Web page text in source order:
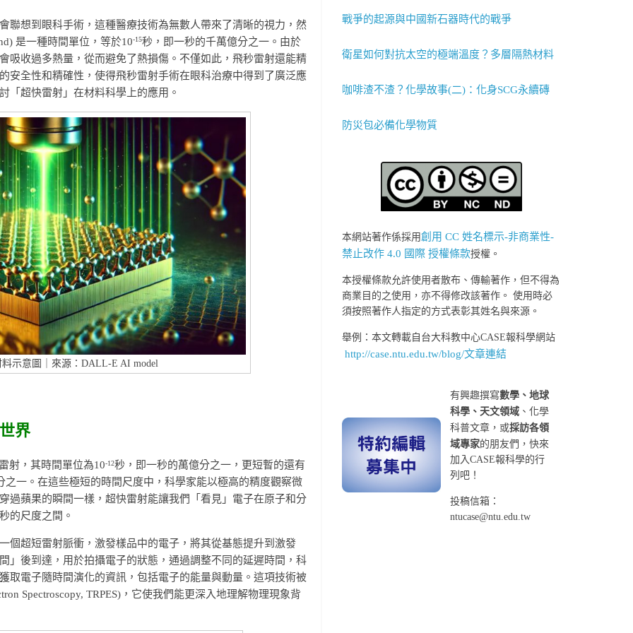
聯想到眼科手術，這種醫療技術為無數人帶來了清晰的視力，然
是一種時間單位，等於10-15秒，即一秒的千萬億分之一。由於
吸收過多熱量，從而避免了熱損傷。不僅如此，飛秒雷射還能精
安全性和精確性，使得飛秒雷射手術在眼科治療中得到了廣泛應
「超快雷射」在材料科學上的應用。
示意圖｜來源：DALL-E AI model
界
射，其時間單位為10-12秒，即一秒的萬億分之一，更短暫的還有
之一。在這些極短的時間尺度中，科學家能以極高的精度觀察微
過蘋果的瞬間一樣，超快雷射能讓我們「看見」電子在原子和分
的尺度之間。
個超短雷射脈衝，激發樣品中的電子，將其從基態提升到激發
」後到達，用於拍攝電子的狀態，通過調整不同的延遲時間，科
取電子隨時間演化的資訊，包括電子的能量與動量。這項技術被
Spectroscopy, TRPES)，它使我們能更深入地理解物理現象背
戰爭的起源與中國新石器時代的戰爭
衛星如何對抗太空的極端溫度？多層隔熱材料
咖啡渣不渣？化學故事(二)：化身SCG永續磚
防災包必備化學物質
本網站著作係採用創用 CC 姓名標示-非商業性-
禁止改作 4.0 國際 授權條款授權。
本授權條款允許使用者散布、傳輸著作，但不得為
商業目的之使用，亦不得修改該著作。 使用時必
須按照著作人指定的方式表彰其姓名與來源。
舉例：本文轉載自台大科教中心CASE報科學網站
http://case.ntu.edu.tw/blog/文章連結
有興趣撰寫數學、地球
科學、天文領域 、化學
科普文章，或採訪各領
域專家的朋友們，快來
加入CASE報科學的行
列吧！
投稿信箱：
ntucase@ntu.edu.tw